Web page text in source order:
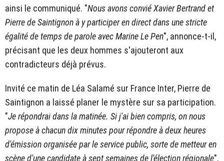
ainsi le communiqué. "Nous avons convié Xavier Bertrand et
Pierre de Saintignon à y participer en direct dans une stricte
égalité de temps de parole avec Marine Le Pen", annonce-t-il,
précisant que les deux hommes s'ajouteront aux
contradicteurs déjà prévus.
Invité ce matin de Léa Salamé sur France Inter, Pierre de
Saintignon a laissé planer le mystère sur sa participation.
"Je répondrai dans la matinée. Si j'ai bien compris, on nous
propose à chacun dix minutes pour répondre à deux heures
d'émission organisée par le service public, sorte de metteur en
scène d'une candidate à sept semaines de l'élection régionale",